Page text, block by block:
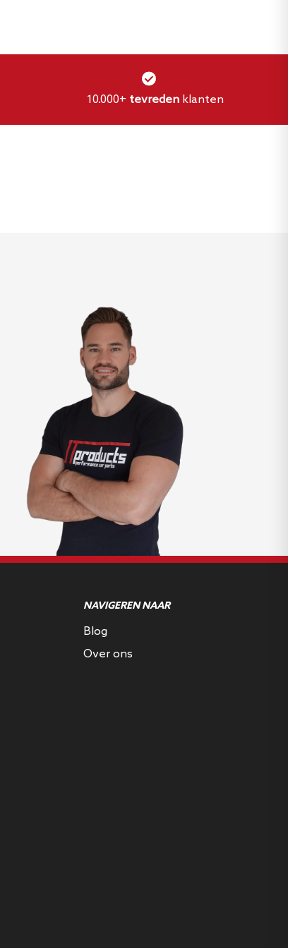
10.000+ tevredenklanten
NAVIGEREN NAAR
Blog
Over ons